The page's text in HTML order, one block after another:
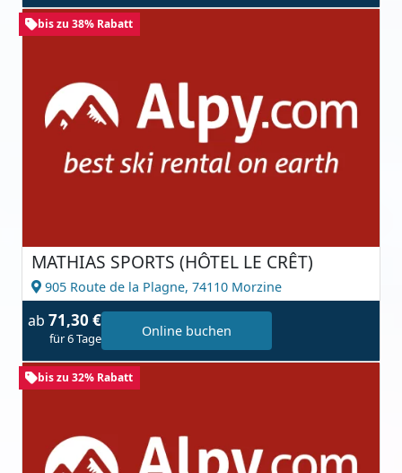
bis zu 38% Rabatt
MATHIAS SPORTS (HÔTEL LE CRÊT)
905 Route de la Plagne, 74110 Morzine
ab 71,30 €
für 6 Tage Online buchen
bis zu 32% Rabatt